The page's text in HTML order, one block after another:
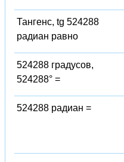
Тангенс, tg 524288
радиан равно
524288 градусов,
524288° =
524288 радиан =